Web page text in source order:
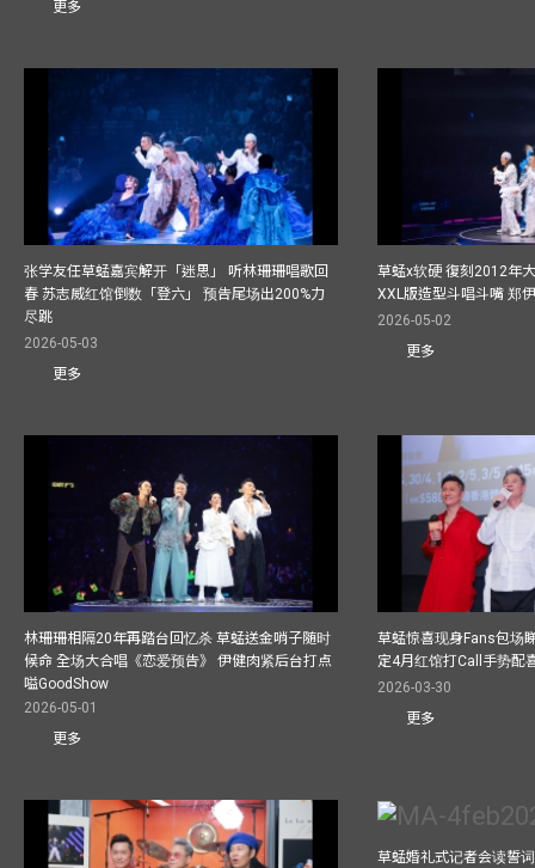
更多
张学友任草蜢嘉宾解开「迷思」 听林珊珊唱歌回
春 苏志威红馆倒数「登六」 预告尾场出200%力
尽跳
2026-05-03
更多
草蜢x软硬 復刻2012年
XXL版造型斗唱斗嘴 郑
2026-05-02
更多
林珊珊相隔20年再踏台回忆杀 草蜢送金哨子随时
候命 全场大合唱《恋爱预告》 伊健肉紧后台打点
嗌GoodShow
2026-05-01
更多
草蜢惊喜现身Fans包场
定4月红馆打Call手势配
2026-03-30
更多
草蜢婚礼式记者会读誓